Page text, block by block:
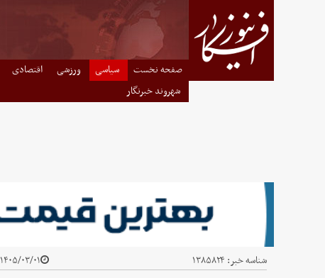
صفحه نخست سیاسی ورزشی اقتصادی
شهروند خبرنگار
شناسه خبر: ۱۳۸۵۸۲۴ ۱۴۰۵/۰۳/۰۱ - ۱۰:۴۲